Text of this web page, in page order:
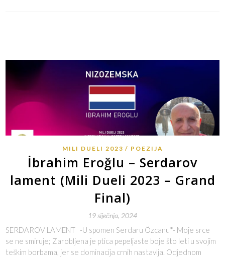
MILI DUELI 2023 POEZIJA
İbrahim Eroğlu – Serdarov
lament (Mili Dueli 2023 – Grand
Final)
19 siječnja, 2024
SERDAROV LAMENT -U spomen Serdaru Özcanu*- Moje srce
se ne smiruje; Zarobljena je ptica pepeljaste boje što leti u svojim
teškim borbama, jer se dominacija crnih nastavlja. Odjednom